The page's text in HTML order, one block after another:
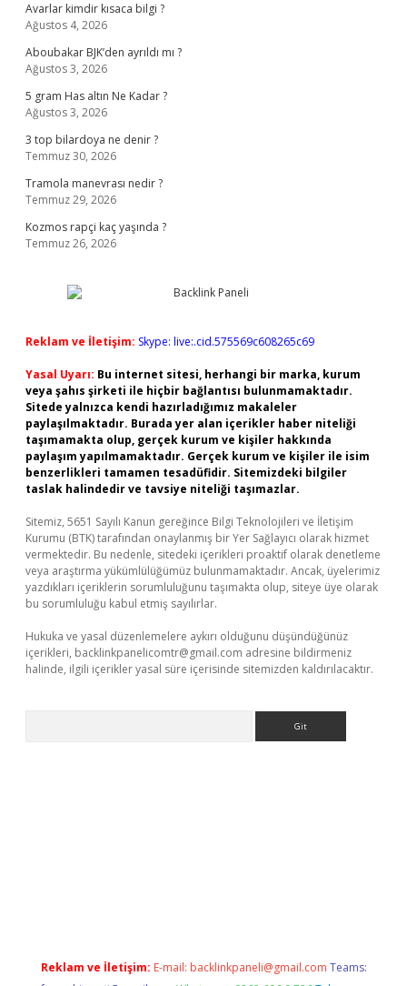
Avarlar kimdir kısaca bilgi ?
Ağustos 4, 2026
Aboubakar BJK’den ayrıldı mı ?
Ağustos 3, 2026
5 gram Has altın Ne Kadar ?
Ağustos 3, 2026
3 top bilardoya ne denir ?
Temmuz 30, 2026
Tramola manevrası nedir ?
Temmuz 29, 2026
Kozmos rapçi kaç yaşında ?
Temmuz 26, 2026
Reklam ve İletişim: Skype: live:.cid.575569c608265c69
Yasal Uyarı: Bu internet sitesi, herhangi bir marka, kurum
veya şahıs şirketi ile hiçbir bağlantısı bulunmamaktadır.
Sitede yalnızca kendi hazırladığımız makaleler
paylaşılmaktadır. Burada yer alan içerikler haber niteliği
taşımamakta olup, gerçek kurum ve kişiler hakkında
paylaşım yapılmamaktadır. Gerçek kurum ve kişiler ile isim
benzerlikleri tamamen tesadüfidir. Sitemizdeki bilgiler
taslak halindedir ve tavsiye niteliği taşımazlar.
Sitemiz, 5651 Sayılı Kanun gereğince Bilgi Teknolojileri ve İletişim
Kurumu (BTK) tarafından onaylanmış bir Yer Sağlayıcı olarak hizmet
vermektedir. Bu nedenle, sitedeki içerikleri proaktif olarak denetleme
veya araştırma yükümlülüğümüz bulunmamaktadır. Ancak, üyelerimiz
yazdıkları içeriklerin sorumluluğunu taşımakta olup, siteye üye olarak
bu sorumluluğu kabul etmiş sayılırlar.
Hukuka ve yasal düzenlemelere aykırı olduğunu düşündüğünüz
içerikleri, backlinkpanelicomtr@gmail.com adresine bildirmeniz
halinde, ilgili içerikler yasal süre içerisinde sitemizden kaldırılacaktır.
Reklam ve İletişim: E-mail: backlinkpaneli@gmail.com Teams: